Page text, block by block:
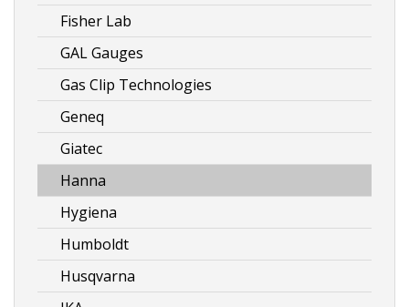
Fisher Lab
GAL Gauges
Gas Clip Technologies
Geneq
Giatec
Hanna
Hygiena
Humboldt
Husqvarna